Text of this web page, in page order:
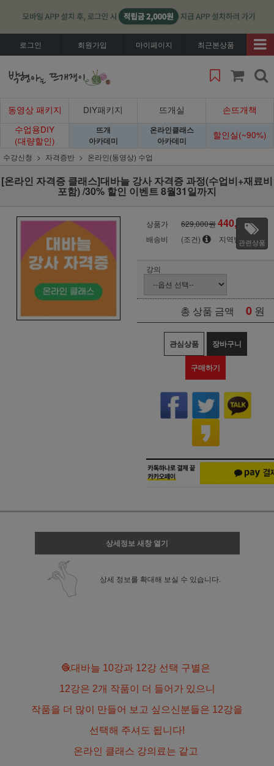
로그인 회원가입 마이페이지 최근본상품
동영상 패키지 DIY패키지 뜨개실
손뜨개책
수업용DIY
(대량할인)
뜨개
아카데미
온라인클래스
아카데미
할인실(~90%)
수강신청 자격증반 온라인(동영상) 수업
[온라인 자격증 클래스]대바늘 강사 자격증 과정(수업비+재료비
포함) /30% 할인 이벤트 8월31일까지
상품가 629,000원440,300원
배송비
(조건) 지역별관련상품
강의
총 상품 금액 0 원
관심상품 장바구니
구매하기
상세정보 새창 열기
상세 정보를 확대해 보실 수 있습니다.
🧶대바늘 10강과 12강 선택 구별은
12강은 2개 작품이 더 들어가 있으니
작품을 더 많이 만들어 보고 싶으신분들은 12강을
선택해 주셔도 됩니다!
온라인 클래스 강의료는 같고